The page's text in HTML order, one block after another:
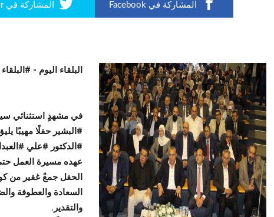
المشاركة في Facebook المشاركة في Twitter
البلقاء اليوم -
في مشهدٍ استثنائي
#البشير حفلًا مهيبًا
#الدكتور #علي
عهده مسيرة العمل
الحفل جمعٌ غفير من
السعادة والعطوفة
والتقدير.